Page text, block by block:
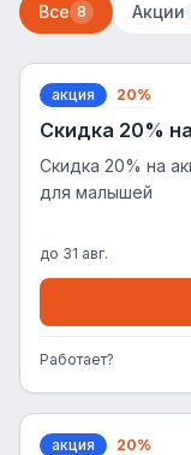
Все 8 Акции
акция 20%
Скидка 20%
Скидка 20% на
для малышей
до 31 авг.
Работает?
акция 20%